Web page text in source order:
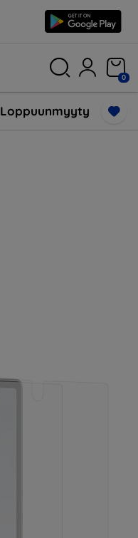
0
Loppuunmyyty